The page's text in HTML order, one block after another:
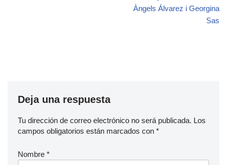
Àngels Álvarez i Georgina
Sas
Deja una respuesta
Tu dirección de correo electrónico no será publicada. Los
campos obligatorios están marcados con *
Nombre *